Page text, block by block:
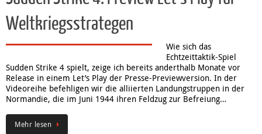
Weltkriegsstrategen
Wie sich das
Echtzeittaktik-Spiel
Sudden Strike 4 spielt, zeige ich bereits anderthalb Monate vor
Release in einem Let’s Play der Presse-Previewversion. In der
Videoreihe befehligen wir die alliierten Landungstruppen in der
Normandie, die im Juni 1944 ihren Feldzug zur Befreiung…
Mehr lesen